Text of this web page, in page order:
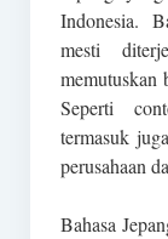
Indonesia.
mesti
memutuskan
Seperti
termasuk
perusahaan
Bahasa